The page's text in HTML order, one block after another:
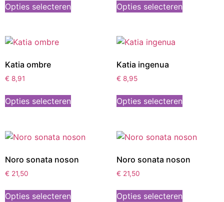
Opties selecteren Opties selecteren
Katia ombre
€ 8,91
Opties selecteren
Katia ingenua
€ 8,95
Opties selecteren
Noro sonata noson
€ 21,50
Opties selecteren
Noro sonata noson
€ 21,50
Opties selecteren